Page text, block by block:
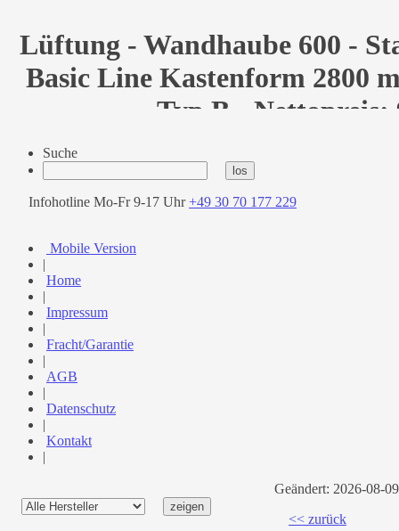
Lüftung - Wandhaube 600 -
Basic Line Kastenform 2800
Typ B - Nettopreis:
Suche
Infohotline Mo-Fr 9-17 Uhr+49 30 70 177 229
Mobile Version
|
Home
|
Impressum
|
Fracht/Garantie
|
AGB
|
Datenschutz
|
Kontakt
|
Geändert: 2026-08-
<< zurück